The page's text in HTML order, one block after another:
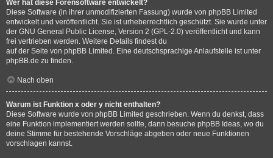
Wer hat diese Forensoftware entwickelt?
Diese Software (in ihrer unmodifizierten Fassung) wurde von phpBB Limited
entwickelt und veröffentlicht. Sie ist urheberrechtlich geschützt. Sie wurde unter
der GNU General Public License, Version 2 (GPL-2.0) veröffentlicht und kann
frei vertrieben werden. Weitere Details findest du
auf der Seite von phpBB Limited . Eine deutschsprachige Anlaufstelle ist unter
phpBB.de zu finden.
Nach oben
Warum ist Funktion x oder y nicht enthalten?
Diese Software wurde von phpBB Limited geschrieben. Wenn du denkst, dass
eine Funktion implementiert werden sollte, dann besuche phpBB Ideas, wo du
deine Stimme für bestehende Vorschläge abgeben oder neue Funktionen
vorschlagen kannst.